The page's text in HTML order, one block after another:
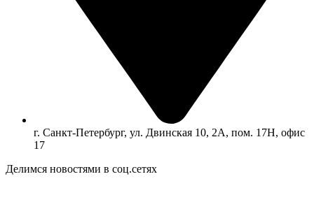
г. Санкт-Петербург, ул. Двинская 10, 2А, пом. 17Н, офис
17
Делимся новостями в соц.сетях